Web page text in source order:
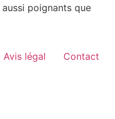
poignants que
Avis légal Contact